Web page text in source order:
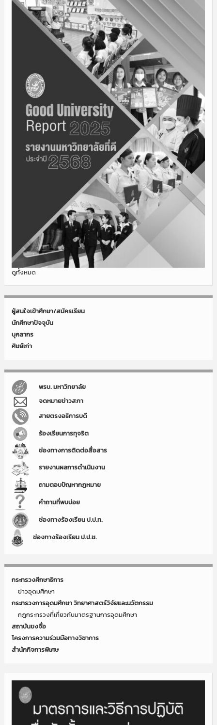
ดูทั้งหมด
ผู้สนใจเข้าศึกษา/สมัครเรียน
นักศึกษาปัจจุบัน
บุคลากร
ศิษย์เก่า
พรบ. มหาวิทยาลัย
จดหมายข่าวสภา
สายตรงอธิการบดี
ร้องเรียนการทุจริต
ช่องทางการติดต่อสื่อสาร
รายงานผลการดำเนินงาน
ถามตอบปัญหากฏหมาย
คำถามที่พบบ่อย
ช่องทางร้องเรียน ป.ป.ท.
ช่องทางร้องเรียน ป.ป.ช.
กระทรวงศึกษาธิการ
ข่าวอุดมศึกษา
กระทรวงการอุดมศึกษา วิทยาศาสตร์วิจัยและนวัตกรรม
กฎกระทรวงที่เกี่ยวกับมาตรฐานการอุดมศึกษา
สถาบันขงจื่อ
โครงการความร่วมมือทางวิชาการ
สำนักกิจการพิเศษ